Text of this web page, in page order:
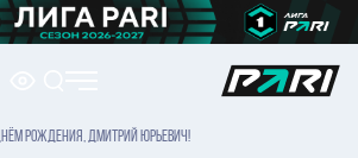
РОЖДЕНИЯ, ДМИТРИЙ ЮРЬЕВИЧ!